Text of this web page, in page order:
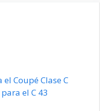
Coupé Clase C
el C 43